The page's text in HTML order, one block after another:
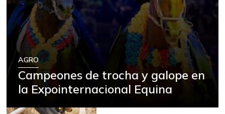
AGRO
Campeones de trocha y galope en
la Expointernacional Equina